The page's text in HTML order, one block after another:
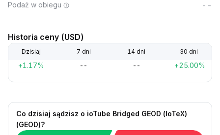
Podaż w obiegu --
Historia ceny (USD)
Dzisiaj 7 dni 14 dni 30 dni
+1.17% -- -- +25.00%
Co dzisiaj sądzisz o ioTube Bridged GEOD (IoTeX)
(GEOD)?